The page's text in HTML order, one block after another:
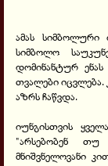
ამას სიმბოლური
სიმბოლო
დომინანტურ ენას
თვალები იცვლება.
აზრს ჩაწვდა.
იუნგისთვის
"არსებობენ თუ
მნიშვნელოვანი